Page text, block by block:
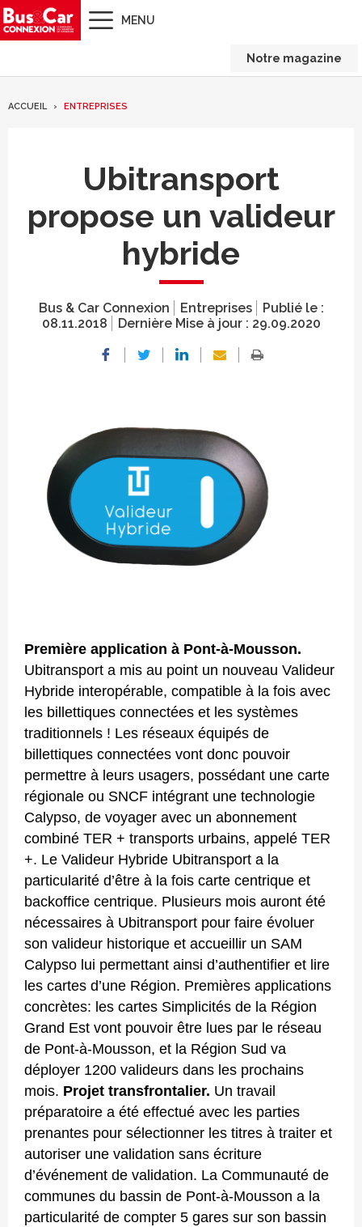
MENU
Notre magazine
ACCUEIL ENTREPRISES
Ubitransport
propose un valideur
hybride
Bus & Car Connexion Entreprises
Publié le :
08.11.2018
Dernière Mise à jour : 29.09.2020
Crédit photo
Première application à Pont-à-Mousson.
Ubitransport a mis au point un nouveau Valideur
Hybride interopérable, compatible à la fois avec
les billettiques connectées et les systèmes
traditionnels ! Les réseaux équipés de
billettiques connectées vont donc pouvoir
permettre à leurs usagers, possédant une carte
régionale ou SNCF intégrant une technologie
Calypso, de voyager avec un abonnement
combiné TER + transports urbains, appelé TER
+. Le Valideur Hybride Ubitransport a la
particularité d’être à la fois carte centrique et
backoffice centrique. Plusieurs mois auront été
nécessaires à Ubitransport pour faire évoluer
son valideur historique et accueillir un SAM
Calypso lui permettant ainsi d’authentifier et lire
les cartes d’une Région. Premières applications
concrètes: les cartes Simplicités de la Région
Grand Est vont pouvoir être lues par le réseau
de Pont-à-Mousson, et la Région Sud va
déployer 1200 valideurs dans les prochains
mois. Projet transfrontalier. Un travail
préparatoire a été effectué avec les parties
prenantes pour sélectionner les titres à traiter et
autoriser une validation sans écriture
d’événement de validation. La Communauté de
communes du bassin de Pont-à-Mousson a la
particularité de compter 5 gares sur son bassin